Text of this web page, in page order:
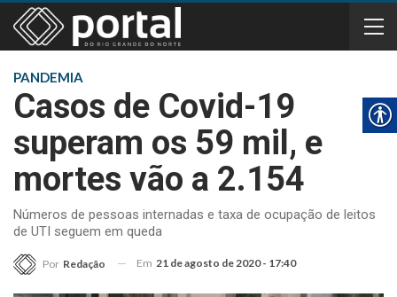
PANDEMIA
Casos de Covid-19
superam os 59 mil, e
mortes vão a 2.154
Números de pessoas internadas e taxa de ocupação de leitos
de UTI seguem em queda
Por Redação Em 21 de agosto de 2020 - 17:40